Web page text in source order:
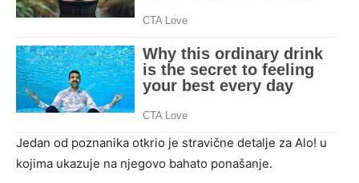
Jedan od poznanika otkrio je stravične detalje za Alo! u
kojima ukazuje na njegovo bahato ponašanje.